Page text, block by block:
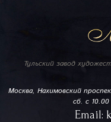
Тульский завод
Москва, Нахимовский
сб. с
Email: